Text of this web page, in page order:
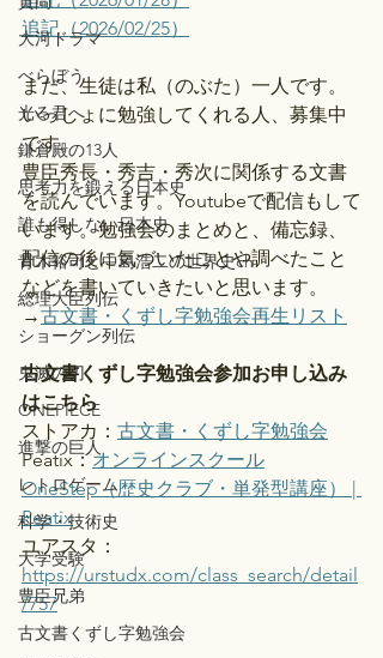
大河ドラマ
べらぼう
光る君へ
鎌倉殿の13人
思考力を鍛える日本史
誰も得しない日本史
青木裕司と中島浩二の世界史ch
総理大臣列伝
ショーグン列伝
鬼滅の刃
ONEPIECE
進撃の巨人
レトロゲーム
科学・技術史
大学受験
豊臣兄弟
古文書くずし字勉強会
追記（2026/02/25）
まだ、生徒は私（のぶた）一人です。
いっしょに勉強してくれる人、募集中
です。
豊臣秀長・秀吉・秀次に関係する文書
を読んでいます。Youtubeで配信もして
います。勉強会のまとめと、備忘録、
配信の後に気づいたことや調べたこと
などを書いていきたいと思います。
→古文書・くずし字勉強会再生リスト
古文書くずし字勉強会参加お申し込み
はこちら
ストアカ： 古文書・くずし字勉強会
Peatix：オンラインスクール
OneStep（歴史クラブ・単発型講座） |
Peatix
ユアスタ：
https://urstudx.com/class_search/detail
/757